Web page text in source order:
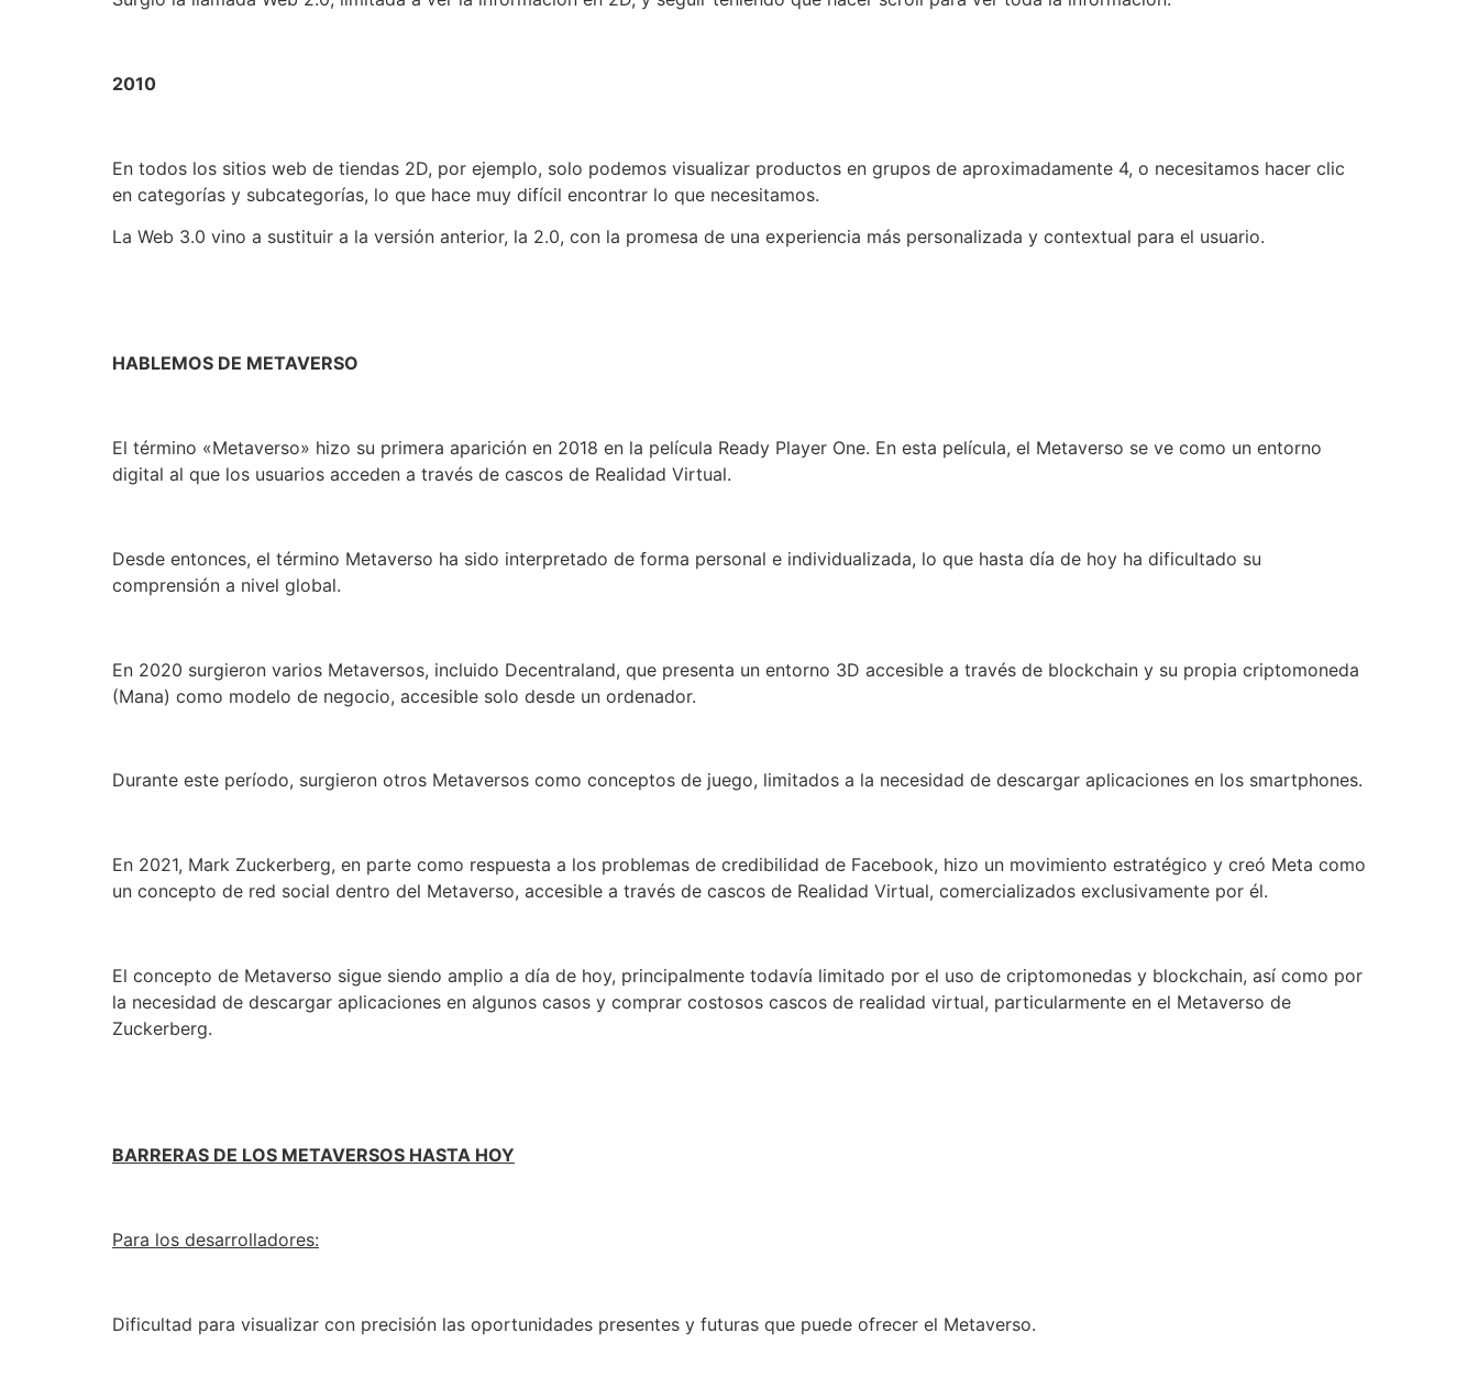
2010
En todos los sitios web de tiendas 2D, por ejemplo, solo podemos visualizar productos en grupos de aproximadamente 4, o necesitamos hacer clic
en categorías y subcategorías, lo que hace muy difícil encontrar lo que necesitamos.
La Web 3.0 vino a sustituir a la versión anterior, la 2.0, con la promesa de una experiencia más personalizada y contextual para el usuario.
HABLEMOS DE METAVERSO
El término «Metaverso» hizo su primera aparición en 2018 en la película Ready Player One. En esta película, el Metaverso se ve como un entorno
digital al que los usuarios acceden a través de cascos de Realidad Virtual.
Desde entonces, el término Metaverso ha sido interpretado de forma personal e individualizada, lo que hasta día de hoy ha dificultado su
comprensión a nivel global.
En 2020 surgieron varios Metaversos, incluido Decentraland, que presenta un entorno 3D accesible a través de blockchain y su propia criptomoneda
(Mana) como modelo de negocio, accesible solo desde un ordenador.
Durante este período, surgieron otros Metaversos como conceptos de juego, limitados a la necesidad de descargar aplicaciones en los smartphones.
En 2021, Mark Zuckerberg, en parte como respuesta a los problemas de credibilidad de Facebook, hizo un movimiento estratégico y creó Meta como
un concepto de red social dentro del Metaverso, accesible a través de cascos de Realidad Virtual, comercializados exclusivamente por él.
El concepto de Metaverso sigue siendo amplio a día de hoy, principalmente todavía limitado por el uso de criptomonedas y blockchain, así como por
la necesidad de descargar aplicaciones en algunos casos y comprar costosos cascos de realidad virtual, particularmente en el Metaverso de
Zuckerberg.
BARRERAS DE LOS METAVERSOS HASTA HOY
Para los desarrolladores:
Dificultad para visualizar con precisión las oportunidades presentes y futuras que puede ofrecer el Metaverso.